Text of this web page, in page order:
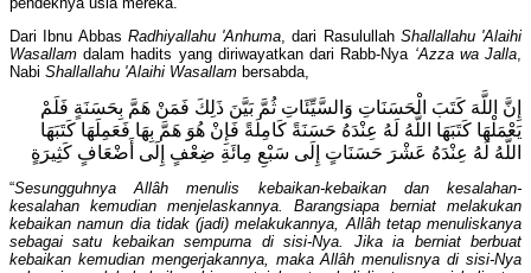
Dari Ibnu Abbas Radhiyallahu 'Anhuma, dari Rasulullah Shallallahu 'Alaihi
Wasallam dalam hadits yang diriwayatkan dari Rabb-Nya ‘Azza wa Jalla,
Nabi Shallallahu 'Alaihi Wasallam bersabda,
إِنَّ اللَّهَ كَتَبَ الْحَسَنَاتِ وَالسَّيِّئَاتِ ثُمَّ بَيَّنَ ذَلِكَ فَمَنْ هَمَّ بِحَسَنَةٍ فَلَمْ
يَعْمَلْهَا كَتَبَهَا اللَّهُ لَهُ عِنْدَهُ حَسَنَةً كَامِلَةً فَإِنْ هُوَ هَمَّ بِهَا فَعَمِلَهَا كَتَبَهَا
اللَّهُ لَهُ عِنْدَهُ عَشْرَ حَسَنَاتٍ إِلَى سَبْعِ مِائَةِ ضِعْفٍ إِلَى أَضْعَافٍ كَثِيرَةٍ
“Sesungguhnya Allâh menulis kebaikan-kebaikan dan kesalahan-
kesalahan kemudian menjelaskannya. Barangsiapa berniat melakukan
kebaikan namun dia tidak (jadi) melakukannya, Allâh tetap menuliskanya
sebagai satu kebaikan sempurna di sisi-Nya. Jika ia berniat berbuat
kebaikan kemudian mengerjakannya, maka Allâh menulisnya di sisi-Nya